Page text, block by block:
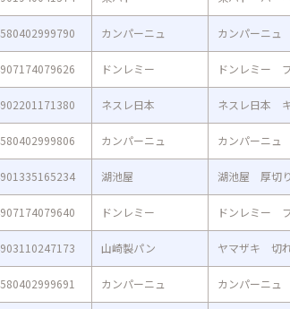
カンパーニュ カンパーニ
ドンレミー ドンレミー
ネスレ日本 ネスレ日本
カンパーニュ カンパーニ
湖池屋 湖池屋 厚切
ドンレミー ドンレミー
山崎製パン ヤマザキ 切
カンパーニュ カンパーニュ